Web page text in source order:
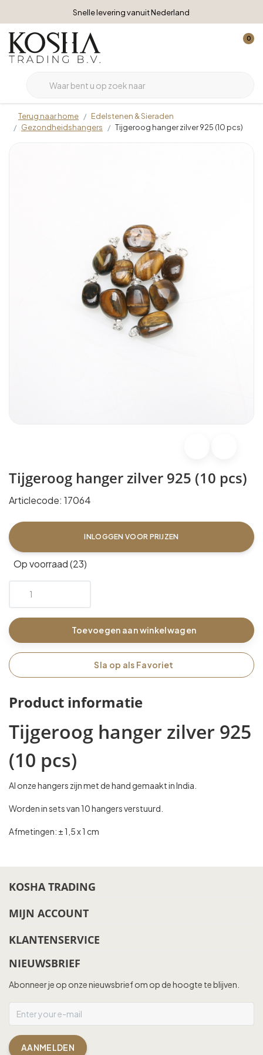
Snelle levering vanuit Nederland
0
Terug naar home
Edelstenen & Sieraden
Gezondheidshangers
Tijgeroog hanger zilver 925 (10 pcs)
Tijgeroog hanger zilver 925 (10 pcs)
Articlecode: 17064
INLOGGEN VOOR PRIJZEN
Op voorraad (23)
Toevoegen aan winkelwagen
Sla op als Favoriet
Product informatie
Tijgeroog hanger zilver 925
(10 pcs)
Al onze hangers zijn met de hand gemaakt in India.
Worden in sets van 10 hangers verstuurd.
Afmetingen: ± 1,5 x 1 cm
KOSHA TRADING
MIJN ACCOUNT
KLANTENSERVICE
NIEUWSBRIEF
Abonneer je op onze nieuwsbrief om op de hoogte te blijven.
AANMELDEN